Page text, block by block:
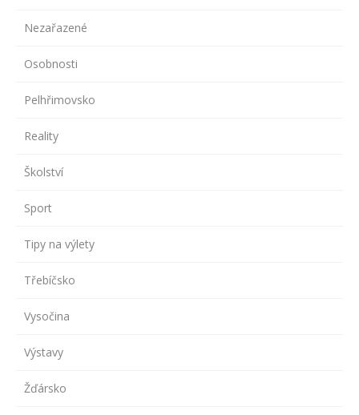
Nezařazené
Osobnosti
Pelhřimovsko
Reality
Školství
Sport
Tipy na výlety
Třebíčsko
Vysočina
Výstavy
Žďársko